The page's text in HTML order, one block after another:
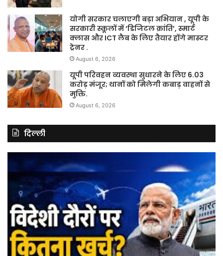
योगी सरकार चलाएगी बड़ा अभियान , यूपी के
सरकारी स्कूलों में ‘डिजिटल क्रांति’, स्मार्ट
क्लास और ICT लैब के लिए तैयार होंगे मास्टर
ट्रेनर .
August 6, 2026
यूपी परिवहन व्यवस्था सुधारने के लिए 6.03
करोड़ मंजूर; थानों को मिलेगी कबाड़ वाहनों से
मुक्ति.
August 6, 2026
दिल्ली